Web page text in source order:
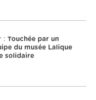
: Touchée par un
du musée Lalique
solidaire